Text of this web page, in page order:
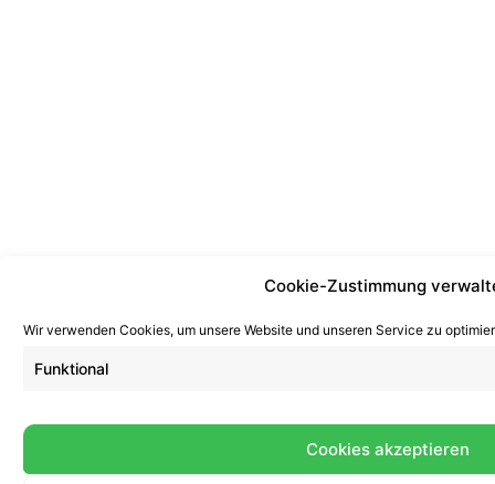
Cookie-Zustimmung
Wir verwenden Cookies, um unsere Website und unseren Service zu
Funktional
Cookies akzeptieren